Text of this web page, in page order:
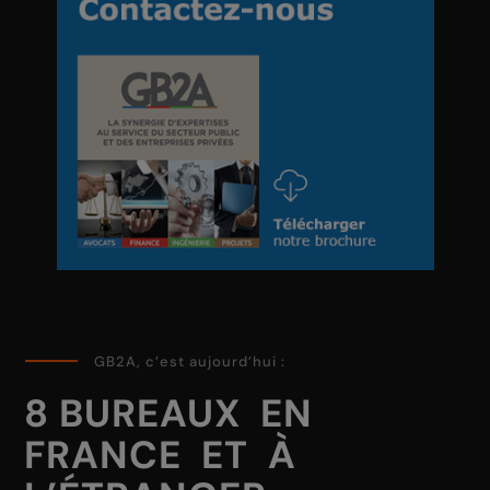
GB2A, c’est aujourd’hui :
8 BUREAUX EN
FRANCE ET À